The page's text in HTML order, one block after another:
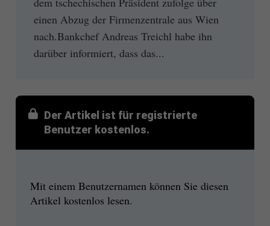
einen Abzug der Firmenzentrale aus Wien
nach.Bankchef Andreas Treichl habe ihn
darüber informiert, dass das...
Der Artikel ist für registrierte
Benutzer kostenlos.
Mit einem Benutzernamen können Sie diesen
Artikel kostenlos lesen.